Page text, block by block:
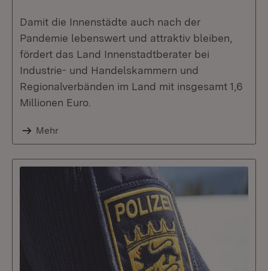
Damit die Innenstädte auch nach der
Pandemie lebenswert und attraktiv bleiben,
fördert das Land Innenstadtberater bei
Industrie- und Handelskammern und
Regionalverbänden im Land mit insgesamt 1,6
Millionen Euro.
Mehr